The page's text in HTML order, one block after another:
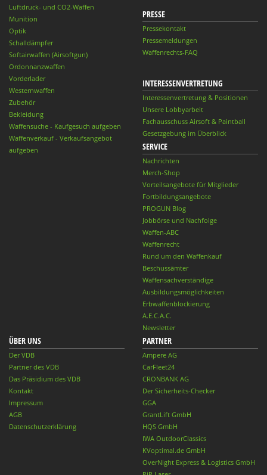
Luftdruck- und CO2-Waffen
Munition
Optik
Schalldämpfer
Softairwaffen (Airsoftgun)
Ordonnanzwaffen
Vorderlader
Westernwaffen
Zubehör
Bekleidung
Waffensuche - Kaufgesuch aufgeben
Waffenverkauf - Verkaufsangebot
aufgeben
PRESSE
Pressekontakt
Pressemeldungen
Waffenrechts-FAQ
INTERESSENVERTRETUNG
Interessenvertretung & Positionen
Unsere Lobbyarbeit
Fachausschuss Airsoft & Paintball
Gesetzgebung im Überblick
SERVICE
Nachrichten
Merch-Shop
Vorteilsangebote für Mitglieder
Fortbildungsangebote
PROGUN Blog
Jobbörse und Nachfolge
Waffen-ABC
Waffenrecht
Rund um den Waffenkauf
Beschussämter
Waffensachverständige
Ausbildungsmöglichkeiten
Erbwaffenblockierung
A.E.C.A.C.
Newsletter
ÜBER UNS
Der VDB
Partner des VDB
Das Präsidium des VDB
Kontakt
Impressum
AGB
Datenschutzerklärung
PARTNER
Ampere AG
CarFleet24
CRONBANK AG
Der Sicherheits-Checker
GGA
GrantLift GmbH
HQS GmbH
IWA OutdoorClassics
KVoptimal.de GmbH
OverNight Express & Logistics GmbH